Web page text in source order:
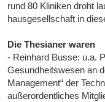
rund 80 Kliniken droht
hausgesellschaft in
Die Thesianer waren
- Reinhard Busse: u.a.
Gesundheitswesen an
Management“ der
außerordentliches